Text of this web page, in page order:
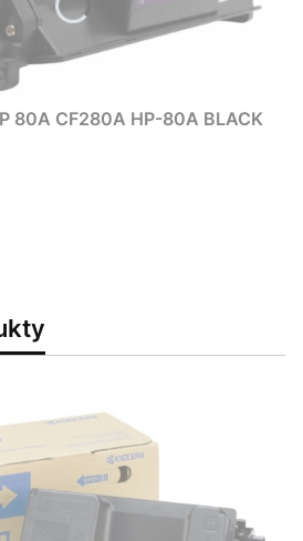
80A CF280A HP-80A BLACK